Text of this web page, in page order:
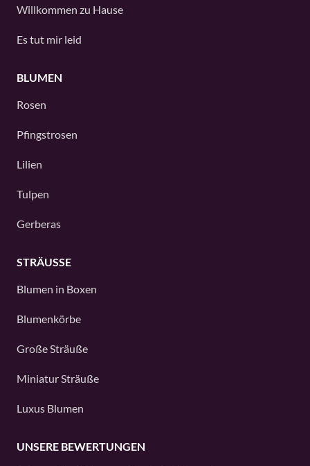
Willkommen zu Hause
Es tut mir leid
BLUMEN
Rosen
Pfingstrosen
Lilien
Tulpen
Gerberas
STRÄUSSE
Blumen in Boxen
Blumenkörbe
Große Sträuße
Miniatur Sträuße
Luxus Blumen
UNSERE BEWERTUNGEN